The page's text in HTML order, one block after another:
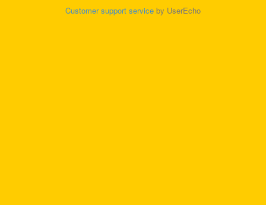
Customer support service by UserEcho